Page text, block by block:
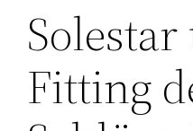
Fitting